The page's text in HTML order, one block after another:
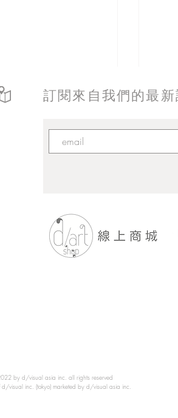
訂閱來自我們的最
by d/visual asia inc. all rights reserved
visual inc. (tokyo) marketed by d/visual asia inc.